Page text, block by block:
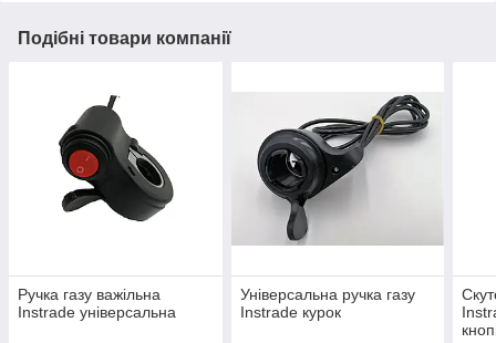
Подібні товари компанії
Ручка газу важільна
Instrade універсальна
Універсальна ручка газу
Instrade курок